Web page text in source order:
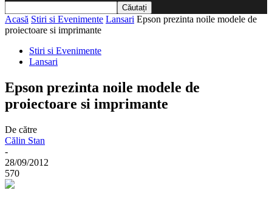
Acasă Stiri si Evenimente Lansari Epson prezinta noile modele de
proiectoare si imprimante
Stiri si Evenimente
Lansari
Epson prezinta noile modele de
proiectoare si imprimante
De către
Călin Stan
-
28/09/2012
570